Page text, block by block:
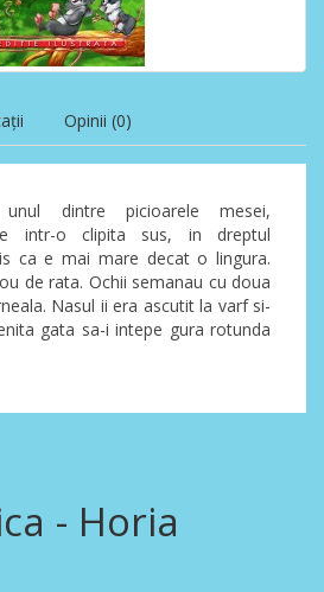
Opinii (0)
unul dintre picioarele mesei,
intr-o clipita sus, in dreptul
ca e mai mare decat o lingura.
de rata. Ochii semanau cu doua
Nasul ii era ascutit la varf si-
gata sa-i intepe gura rotunda
- Horia